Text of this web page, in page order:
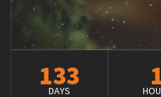
133
DAYS